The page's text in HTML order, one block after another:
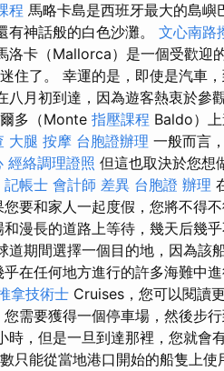
程 馬略卡島是西班牙最大的島嶼
有神話般的白色沙灘。 文心南路
洛卡（Mallorca）是一個受歡迎
住了。 幸運的是，即使是汽車，
八月初到達，因為遊客熱衷於參
多（Monte 指壓課程 Baldo）
大腿 按摩 台胞證辦理 一般而言
經絡調理證照 但這也取決於您想
記帳士 會計師 差異 台胞證 辦理
要和家人一起度假，您將不得
漫長的道路上等待，幾天后幾
道期間選擇一個目的地，因為該
乎在任何地方進行的許多海難中
拿技術士 Cruises，您可以閱讀
需要獲得一個停車場，然後步
時，但是一旦到達那裡，您就會
只能從當地港口開始的船隻上使